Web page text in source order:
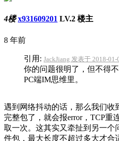
4楼 x931609201 LV.2 楼主
8 年前
引用: JackJiang 发表于 2018-01-
你的问题很明了，但不得
PC端IM思维里。
遇到网络抖动的话，那么我们收
完整包了，就会报error，TCP重
取一次。这其实又牵扯到另一个
件包，最大长度不超过多大才合